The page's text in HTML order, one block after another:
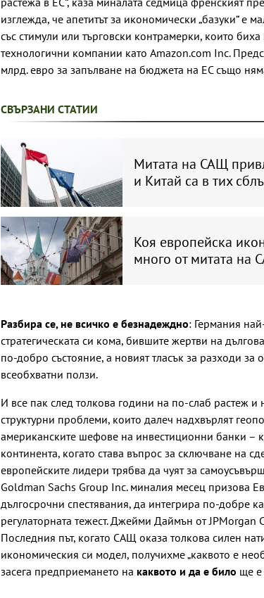
изглежда, че апетитът за икономически „базуки“ е
със стимули или търговски контрамерки, които
технологични компании като Amazon.com Inc.
млрд. евро за запълване на бюджета на ЕС също
СВЪРЗАНИ СТАТИИ
Митата на САЩ
и Китай са в тих
Коя европейска
много от митата на
Разбира се, не всичко е безнадеждно: Германия
стратегическата си кома, бившите жертви на
по-добро състояние, а новият тласък за разходи
всеобхватни ползи.
И все пак след толкова години на по-слаб растеж и
структурни проблеми, които далеч надхвърлят
американските шефове на инвестиционни банки –
континента, когато става въпрос за сключване на
европейските лидери трябва да чуят за
Goldman Sachs Group Inc. миналия месец призова
дългосрочни спестявания, да интегрира по-добре
регулаторната тежест. Джейми Даймън от JPMorgan
Последния път, когато САЩ оказа толкова силен
икономическия си модел, получихме „каквото е
засега предприемането на каквото и да е било ще е